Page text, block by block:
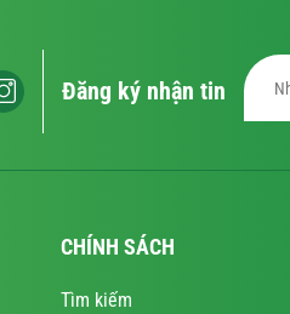
Đăng ký nhận tin
CHÍNH SÁCH
Tìm kiếm